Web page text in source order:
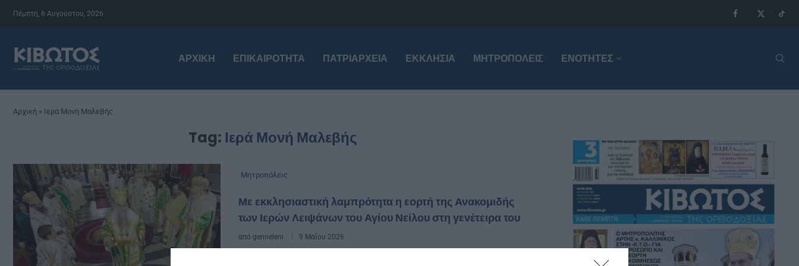
Πέμπτη, 6 Αυγούστου, 2026
ΑΡΧΙΚΉ ΕΠΙΚΑΙΡΌΤΗΤΑ ΠΑΤΡΙΑΡΧΕΊΑ ΕΚΚΛΗΣΊΑ ΜΗΤΡΟΠΌΛΕΙΣ ΕΝΟΤΗΤΕΣ
Αρχική » Ιερά Μονή Μαλεβής
Tag: Ιερά Μονή Μαλεβής
Μητροπόλεις
Με εκκλησιαστική λαμπρότητα η εορτή της Ανακομιδής
των Ιερών Λειψάνων του Αγίου Νείλου στη γενέτειρα του
από genneleni 9 Μαΐου 2026